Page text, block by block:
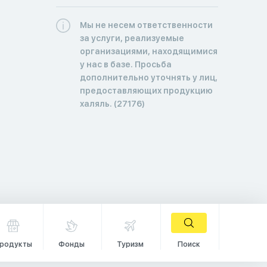
Мы не несем ответственности
за услуги, реализуемые
организациями, находящимися
у нас в базе. Просьба
дополнительно уточнять у лиц,
предоставляющих продукцию
халяль. (27176)
Фонды Туризм Поиск